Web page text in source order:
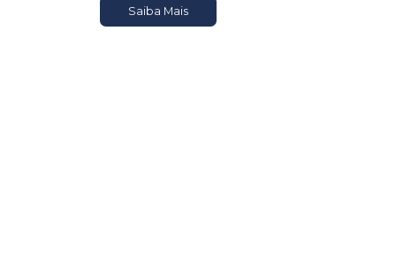
Saiba Mais